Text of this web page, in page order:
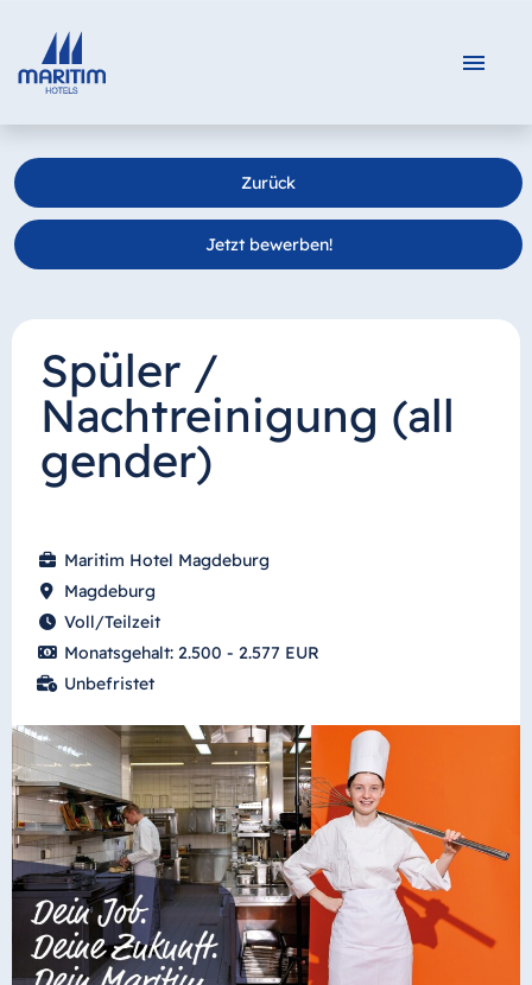
Zurück zur Startseite Zurück
Jetzt bewerben!
Spüler /
Nachtreinigung (all
gender)
Maritim Hotel Magdeburg
Magdeburg
Voll/Teilzeit
Monatsgehalt: 2.500 - 2.577 EUR
Unbefristet